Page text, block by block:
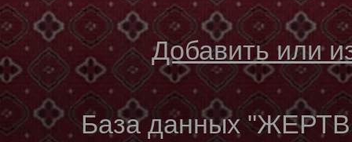
Добавить или
База данных